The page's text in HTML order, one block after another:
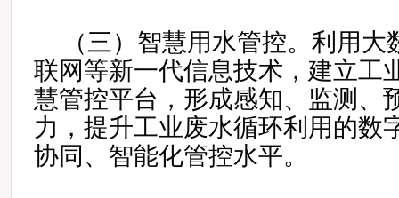
（三）智慧用水管控。利用
联网等新一代信息技术，建立工
慧管控平台，形成感知、监测、
力，提升工业废水循环利用的数
协同、智能化管控水平。